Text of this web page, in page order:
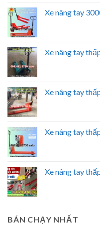
Xe nâng tay
Xe nâng tay
Xe nâng tay
Xe nâng tay
Xe nâng tay
BÁN CHẠY NHẤT